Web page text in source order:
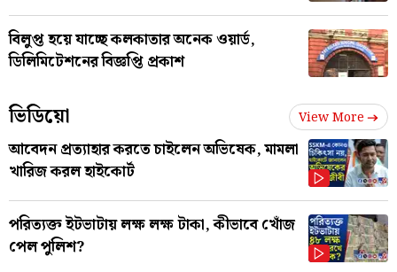
বিলুপ্ত হয়ে যাচ্ছে কলকাতার অনেক ওয়ার্ড,
ডিলিমিটেশনের বিজ্ঞপ্তি প্রকাশ
ভিডিয়ো View More
আবেদন প্রত্যাহার করতে চাইলেন অভিষেক, মামলা
খারিজ করল হাইকোর্ট
পরিত্যক্ত ইটভাটায় লক্ষ লক্ষ টাকা, কীভাবে খোঁজ
পেল পুলিশ?